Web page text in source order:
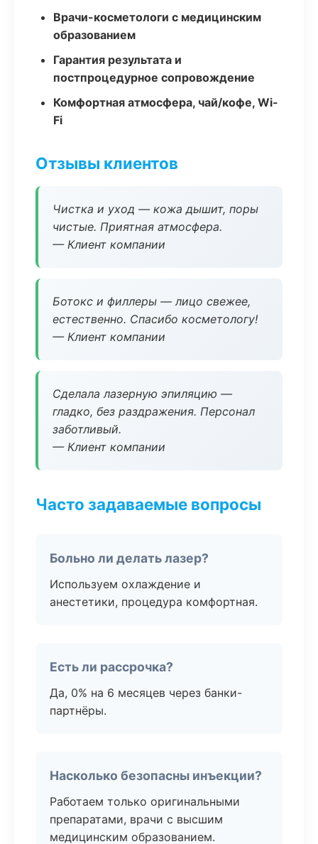
Врачи-косметологи с медицинским
образованием
Гарантия результата и
постпроцедурное сопровождение
Комфортная атмосфера, чай/кофе, Wi-
Fi
Отзывы клиентов
Чистка и уход — кожа дышит, поры
чистые. Приятная атмосфера.
— Клиент компании
Ботокс и филлеры — лицо свежее,
естественно. Спасибо косметологу!
— Клиент компании
Сделала лазерную эпиляцию —
гладко, без раздражения. Персонал
заботливый.
— Клиент компании
Часто задаваемые вопросы
Больно ли делать лазер?
Используем охлаждение и
анестетики, процедура комфортная.
Есть ли рассрочка?
Да, 0% на 6 месяцев через банки-
партнёры.
Насколько безопасны инъекции?
Работаем только оригинальными
препаратами, врачи с высшим
медицинским образованием.